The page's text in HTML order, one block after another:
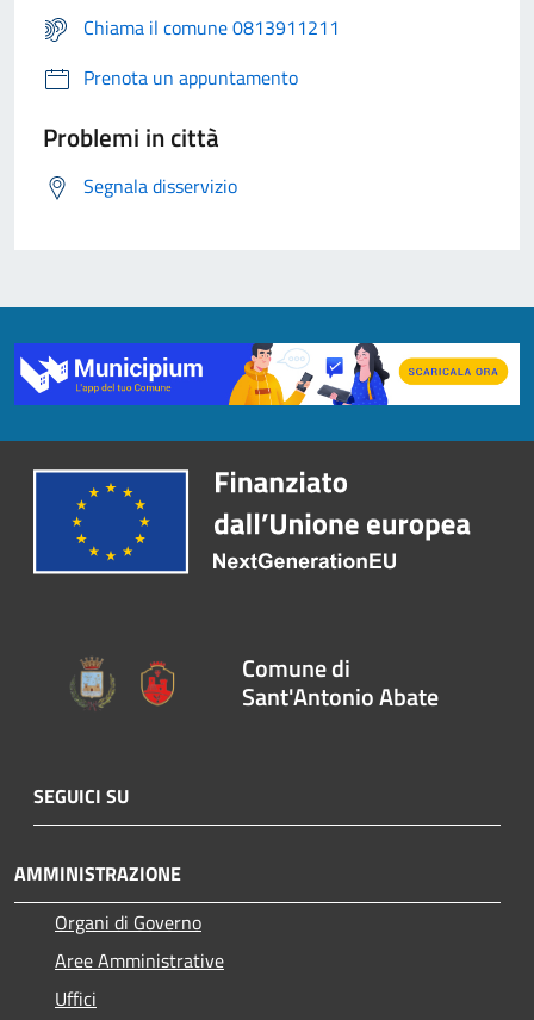
Chiama il comune 0813911211
Prenota un appuntamento
Problemi in città
Segnala disservizio
Comune di
Sant'Antonio Abate
SEGUICI SU
AMMINISTRAZIONE
Organi di Governo
Aree Amministrative
Uffici